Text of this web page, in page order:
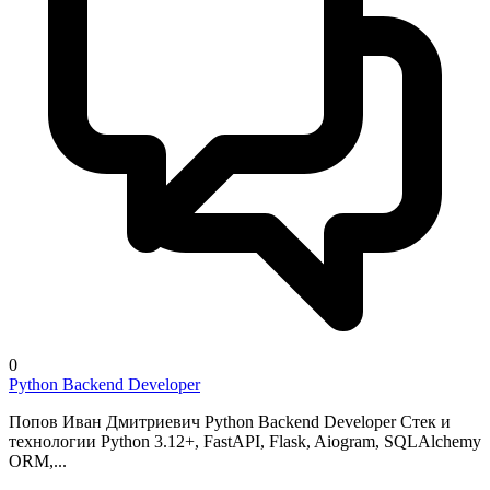
0
Python Backend Developer
Попов Иван Дмитриевич Python Backend Developer Стек и
технологии Python 3.12+, FastAPI, Flask, Aiogram, SQLAlchemy
ORM,...